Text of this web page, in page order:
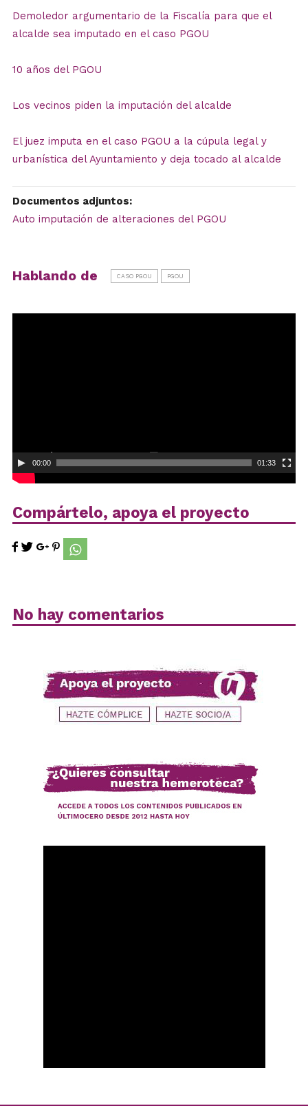
Demoledor argumentario de la Fiscalía para que el
alcalde sea imputado en el caso PGOU
10 años del PGOU
Los vecinos piden la imputación del alcalde
El juez imputa en el caso PGOU a la cúpula legal y
urbanística del Ayuntamiento y deja tocado al alcalde
Documentos adjuntos:
Auto imputación de alteraciones del PGOU
Hablando de CASO PGOU PGOU
00:00 01:33
Compártelo, apoya el proyecto
No hay comentarios